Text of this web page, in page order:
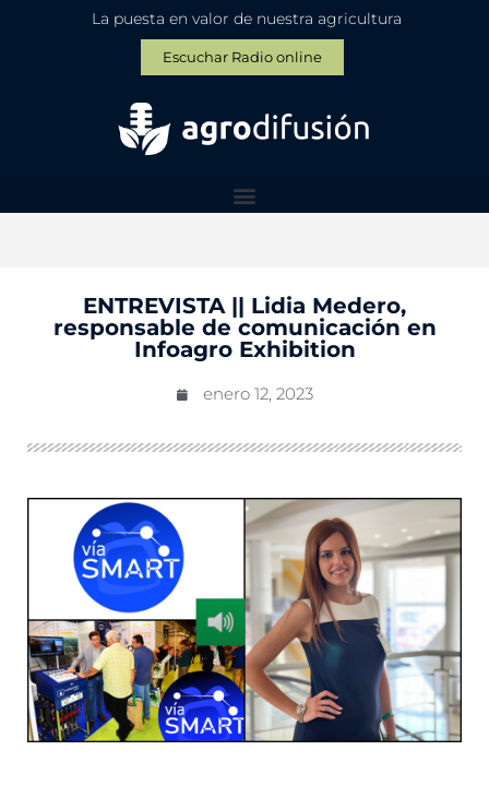
La puesta en valor de nuestra agricultura
Escuchar Radio online
ENTREVISTA || Lidia Medero,
responsable de comunicación en
Infoagro Exhibition
enero 12, 2023